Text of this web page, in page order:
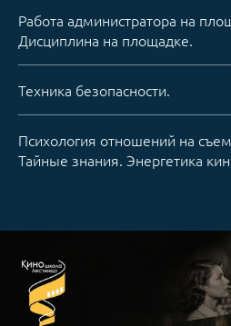
Работа администратора на
Дисциплина на площадке.
Техника безопасности.
Психология отношений на
Тайные знания. Энергетика